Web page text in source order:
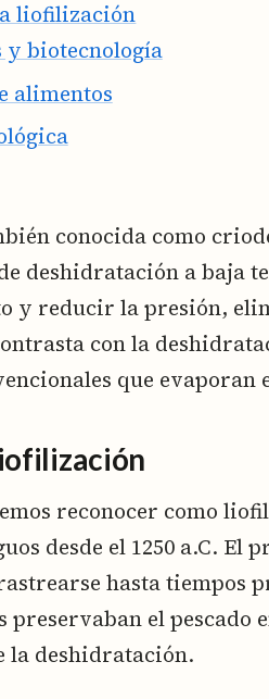
liofilización
y biotecnología
alimentos
conocida como
deshidratación a baja
y reducir la presión,
con la
que
reconocer como
desde el 1250 a.C. El
hasta tiempos
preservaban el pescado
la deshidratación.